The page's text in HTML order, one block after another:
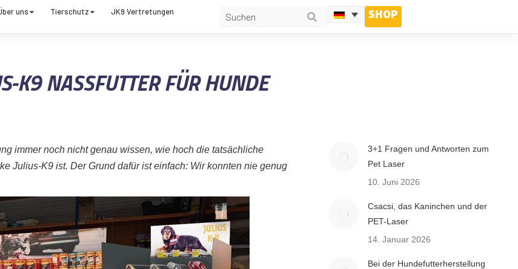
uns Tierschutz
JK9 Vertretungen
SHOP
K9 NASSFUTTER FÜR HUNDE
immer noch nicht genau wissen, wie hoch die tatsächliche
Julius-K9 ist. Der Grund dafür ist einfach: Wir konnten nie genug
3+1 Fragen und Antworten zum
Pet Laser
10. Juni 2026
Csacsi, das Kaninchen und der
PET-Laser
14. Januar 2026
Bei der Hundefutterherstellung